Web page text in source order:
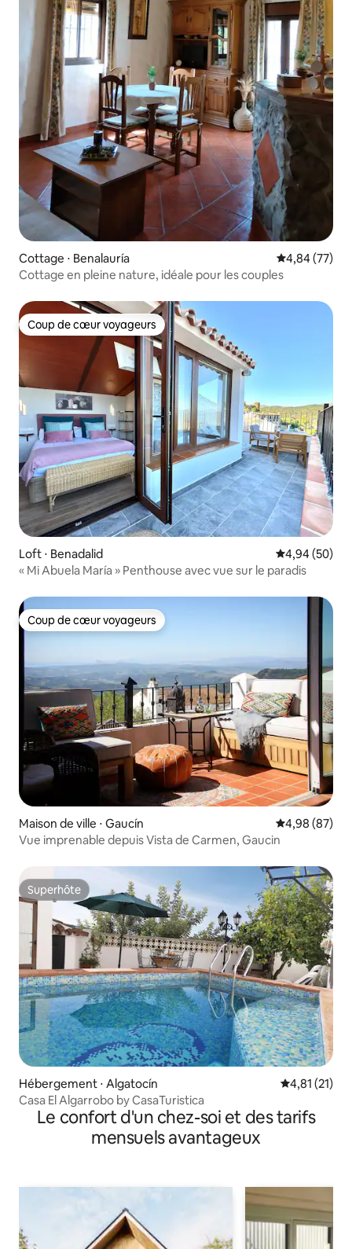
Cottage ⋅ Benalauría Évaluation
4,84 (77)
Cottage en pleine nature, idéale pour les couples
Coup de cœur voyageurs
Coup de cœur voyageurs
Loft ⋅ Benadalid Évaluation
4,94 (50)
« Mi Abuela María » Penthouse avec vue sur le paradis
Coup de cœur voyageurs
Coup de cœur voyageurs
Maison de ville ⋅ Gaucín Évaluation
4,98 (87)
Vue imprenable depuis Vista de Carmen, Gaucin
Superhôte
Superhôte
Hébergement ⋅ Algatocín Évaluation
4,81 (21)
Casa El Algarrobo by CasaTuristica
Le confort d'un chez-soi et des tarifs
mensuels avantageux